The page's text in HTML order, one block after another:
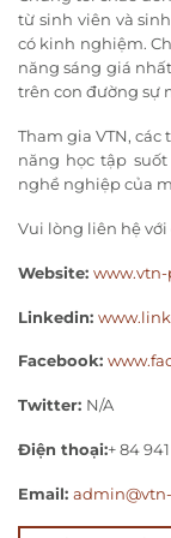
từ sinh viên và
có kinh nghiệm.
năng sáng giá
trên con đường sự
Tham gia VTN,
năng học tập
nghề nghiệp của
Vui lòng liên hệ
Website: www.vtn-
Linkedin:
Facebook:
Twitter: N/A
Điện thoại:+ 84
Email: